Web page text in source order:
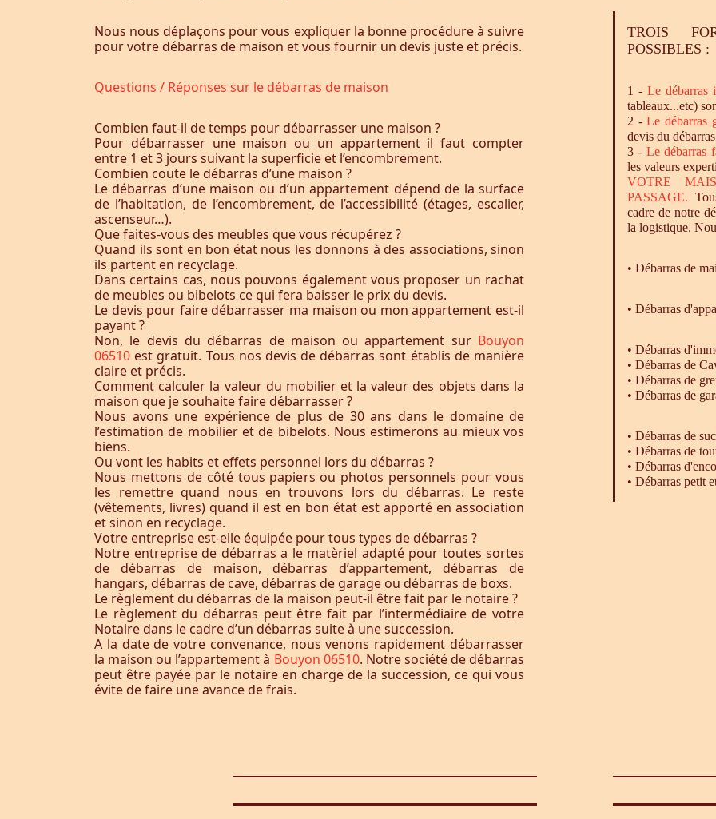
Nous nous déplaçons pour vous expliquer la bonne procédure à suivre
pour votre débarras de maison et vous fournir un devis juste et précis.
Questions / Réponses sur le débarras de maison
Combien faut-il de temps pour débarrasser une maison ?
Pour débarrasser une maison ou un appartement il faut compter
entre 1 et 3 jours suivant la superficie et l’encombrement.
Combien coute le débarras d’une maison ?
Le débarras d’une maison ou d’un appartement dépend de la surface
de l’habitation, de l’encombrement, de l’accessibilité (étages, escalier,
ascenseur…).
Que faites-vous des meubles que vous récupérez ?
Quand ils sont en bon état nous les donnons à des associations, sinon
ils partent en recyclage.
Dans certains cas, nous pouvons également vous proposer un rachat
de meubles ou bibelots ce qui fera baisser le prix du devis.
Le devis pour faire débarrasser ma maison ou mon appartement est-il
payant ?
Non, le devis du débarras de maison ou appartement sur Bouyon
06510 est gratuit. Tous nos devis de débarras sont établis de manière
claire et précis.
Comment calculer la valeur du mobilier et la valeur des objets dans la
maison que je souhaite faire débarrasser ?
Nous avons une expérience de plus de 30 ans dans le domaine de
l’estimation de mobilier et de bibelots. Nous estimerons au mieux vos
biens.
Ou vont les habits et effets personnel lors du débarras ?
Nous mettons de côté tous papiers ou photos personnels pour vous
les remettre quand nous en trouvons lors du débarras. Le reste
(vêtements, livres) quand il est en bon état est apporté en association
et sinon en recyclage.
Votre entreprise est-elle équipée pour tous types de débarras ?
Notre entreprise de débarras a le matèriel adapté pour toutes sortes
de débarras de maison, débarras d’appartement, débarras de
hangars, débarras de cave, débarras de garage ou débarras de boxs.
Le règlement du débarras de la maison peut-il être fait par le notaire ?
Le règlement du débarras peut être fait par l’intermédiaire de votre
Notaire dans le cadre d’un débarras suite à une succession.
A la date de votre convenance, nous venons rapidement débarrasser
la maison ou l’appartement à Bouyon 06510. Notre société de débarras
peut être payée par le notaire en charge de la succession, ce qui vous
évite de faire une avance de frais.
TROIS
POSSIBLES :
1 -Ledébarras
tableaux...etc)
2 -Ledébarras
devis du
3 - Ledébarras
les valeurs
VOTRE
PASSAGE.
cadre de notre
la logistique.
• Débarras de
• Débarras
• Débarras
• Débarras de
• Débarras de
• Débarras de
• Débarras de
• Débarras de
• Débarras
• Débarras petit